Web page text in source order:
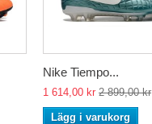
Nike Tiempo...
1 614,00 kr 2 899,00 kr
Lägg i varukorg